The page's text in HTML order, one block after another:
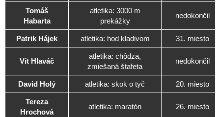
Tomáš
Habarta
atletika: 3000 m
prekážky
nedokončil
Patrik Hájek atletika: hod kladivom 31. miesto
Vít Hlaváč
atletika: chôdza,
zmiešaná štafeta
nedokončil
David Holý atletika: skok o tyč 20. miesto
Tereza
Hrochová
atletika: maratón 26. miesto